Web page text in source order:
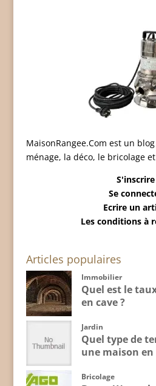
MaisonRangee.Com est un
ménage, la déco, le bricolage
S'inscrire
Se
Ecrire un
Les conditions à
Articles populaires
Immobilier
Quel est le
en cave ?
Jardin
Quel type de
une maison
Bricolage